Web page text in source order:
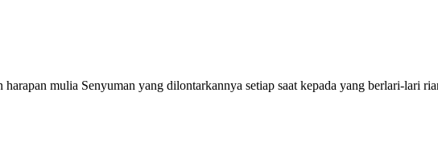
mulia Senyuman yang dilontarkannya setiap saat kepada yang berlari-lari